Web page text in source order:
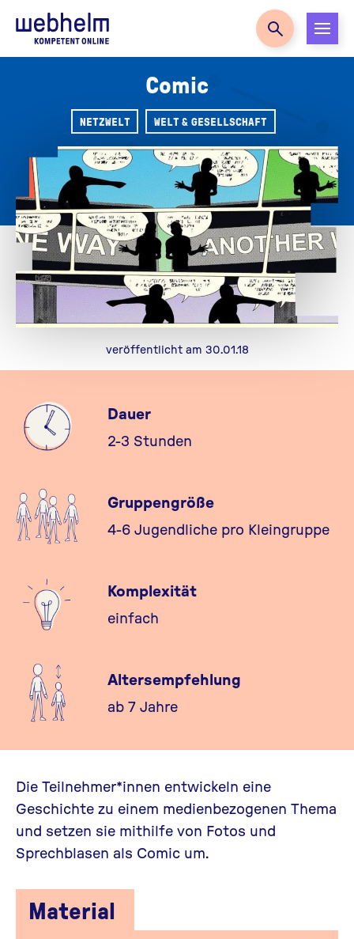
Zur Startseite
Comic
NETZWELT WELT & GESELLSCHAFT
veröffentlicht am 30.01.18
Dauer
2-3 Stunden
Gruppengröße
4-6 Jugendliche pro Kleingruppe
Komplexität
einfach
Altersempfehlung
ab 7 Jahre
Die Teilnehmer*innen entwickeln eine
Geschichte zu einem medienbezogenen Thema
und setzen sie mithilfe von Fotos und
Sprechblasen als Comic um.
Material